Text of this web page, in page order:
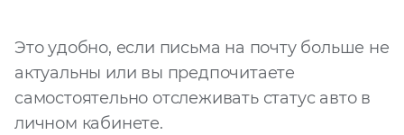
Это удобно, если письма на почту больше не
актуальны или вы предпочитаете
самостоятельно отслеживать статус авто в
личном кабинете.